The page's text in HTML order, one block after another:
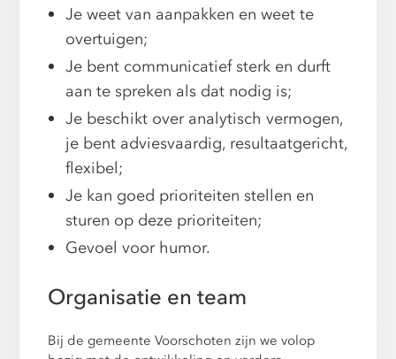
Je weet van aanpakken en weet te
overtuigen;
Je bent communicatief sterk en durft
aan te spreken als dat nodig is;
Je beschikt over analytisch vermogen,
je bent adviesvaardig, resultaatgericht,
flexibel;
Je kan goed prioriteiten stellen en
sturen op deze prioriteiten;
Gevoel voor humor.
Organisatie en team
Bij de gemeente Voorschoten zijn we volop